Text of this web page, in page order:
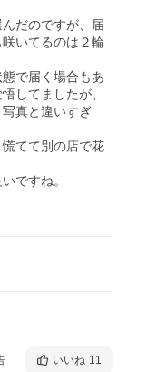
だのですが、届
いてるのは２輪
で届く場合もあ
してましたが、
真と違いすぎ
てて別の店で花
ですね。
いいね 11